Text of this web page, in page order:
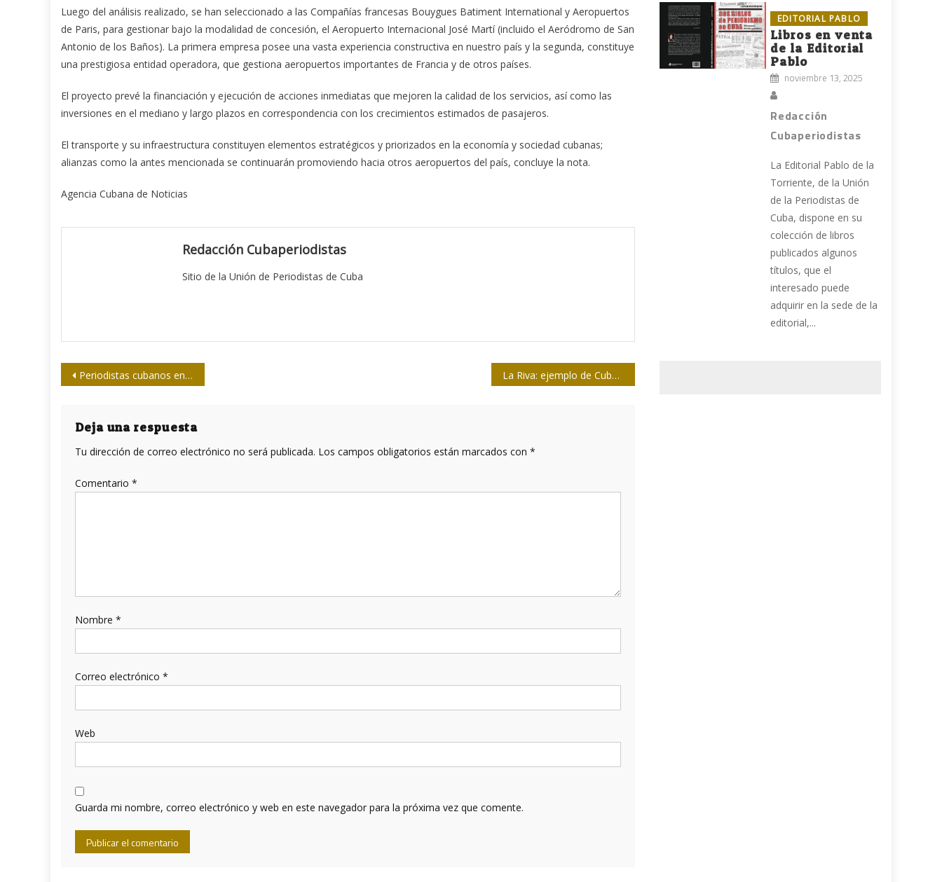
Luego del análisis realizado, se han seleccionado a las Compañías francesas Bouygues Batiment International y Aeropuertos
de Paris, para gestionar bajo la modalidad de concesión, el Aeropuerto Internacional José Martí (incluido el Aeródromo de San
Antonio de los Baños). La primera empresa posee una vasta experiencia constructiva en nuestro país y la segunda, constituye
una prestigiosa entidad operadora, que gestiona aeropuertos importantes de Francia y de otros países.
El proyecto prevé la financiación y ejecución de acciones inmediatas que mejoren la calidad de los servicios, así como las
inversiones en el mediano y largo plazos en correspondencia con los crecimientos estimados de pasajeros.
El transporte y su infraestructura constituyen elementos estratégicos y priorizados en la economía y sociedad cubanas;
alianzas como la antes mencionada se continuarán promoviendo hacia otros aeropuertos del país, concluye la nota.
Agencia Cubana de Noticias
Redacción Cubaperiodistas
Sitio de la Unión de Periodistas de Cuba
Navegación
entradas
Periodistas cubanos en las Olimpiadas de Río La Riva: ejemplo de Cuba, más necesario que nunca
Deja una respuesta
Tu dirección de correo electrónico no será publicada. Los campos obligatorios están marcados con *
Comentario *
Nombre *
Correo electrónico *
Web
Guarda mi nombre, correo electrónico y web en este navegador para la próxima vez que comente.
EDITORIAL PABLO
Libros en venta
de la Editorial
Pablo
noviembre 13, 2025
Redacción
Cubaperiodistas
La Editorial Pablo de la
Torriente, de la Unión
de la Periodistas de
Cuba, dispone en su
colección de libros
publicados algunos
títulos, que el
interesado puede
adquirir en la sede de la
editorial,...